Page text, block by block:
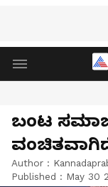
ಬಂಟ
Author :
Published : May 30